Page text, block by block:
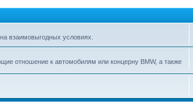
взаимовыгодных условиях.
отношение к автомобилям или концерну BMW, а также